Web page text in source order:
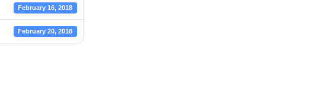
February 16, 2018
February 20, 2018